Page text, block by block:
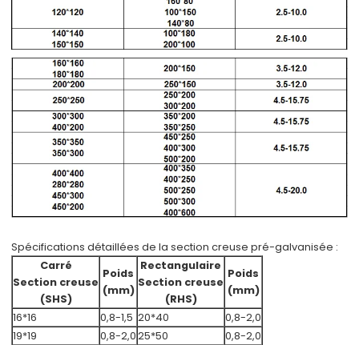
Spécifications détaillées de la section creuse pré-galvanisée :
Carré
Section creuse
(SHS)
Poids
(mm)
Rectangulaire
Section creuse
(RHS)
Poids
(mm)
16*16
0,8-1,5 20*40
0,8-2,0
19*19
0,8-2,025*50
0,8-2,0